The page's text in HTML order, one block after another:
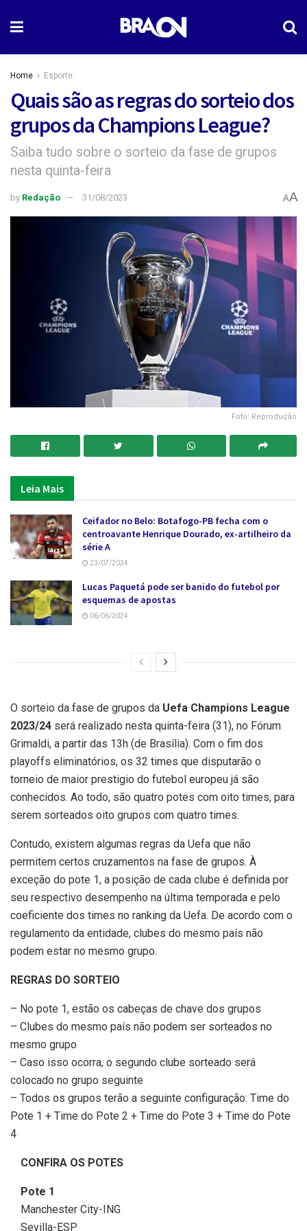
Home Esporte
Quais são as regras do sorteio dos
grupos da Champions League?
Saiba tudo sobre o sorteio da fase de grupos
nesta quinta-feira
by Redação 31/08/2023 AA
Foto: Reprodução
Leia Mais
Ceifador no Belo: Botafogo-PB fecha com o
centroavante Henrique Dourado, ex-artilheiro da
série A
23/07/2024
Lucas Paquetá pode ser banido do futebol por
esquemas de apostas
06/06/2024
O sorteio da fase de grupos da Uefa Champions League
2023/24 será realizado nesta quinta-feira (31), no Fórum
Grimaldi, a partir das 13h (de Brasília). Com o fim dos
playoffs eliminatórios, os 32 times que disputarão o
torneio de maior prestigio do futebol europeu já são
conhecidos. Ao todo, são quatro potes com oito times, para
serem sorteados oito grupos com quatro times.
Contudo, existem algumas regras da Uefa que não
permitem certos cruzamentos na fase de grupos. À
exceção do pote 1, a posição de cada clube é definida por
seu respectivo desempenho na última temporada e pelo
coeficiente dos times no ranking da Uefa. De acordo com o
regulamento da entidade, clubes do mesmo país não
podem estar no mesmo grupo.
REGRAS DO SORTEIO
– No pote 1, estão os cabeças de chave dos grupos
– Clubes do mesmo país não podem ser sorteados no
mesmo grupo
– Caso isso ocorra, o segundo clube sorteado será
colocado no grupo seguinte
– Todos os grupos terão a seguinte configuração: Time do
Pote 1 + Time do Pote 2 + Time do Pote 3 + Time do Pote
4
CONFIRA OS POTES
Pote 1
Manchester City-ING
Sevilla-ESP